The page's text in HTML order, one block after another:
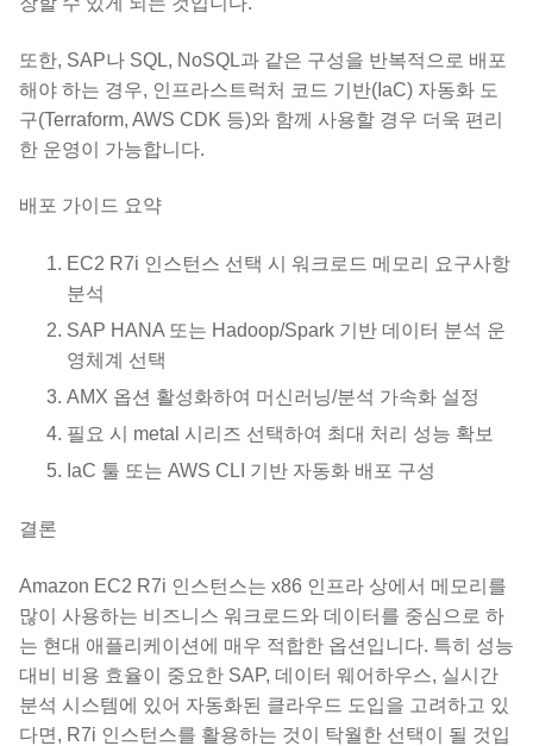
또한, SAP나 SQL, NoSQL과 같은 구성을 반복적으로 배포
해야 하는 경우, 인프라스트럭처 코드 기반(IaC) 자동화 도
구(Terraform, AWS CDK 등)와 함께 사용할 경우 더욱 편리
한 운영이 가능합니다.
배포 가이드 요약
EC2 R7i 인스턴스 선택 시 워크로드 메모리 요구사항
분석
SAP HANA 또는 Hadoop/Spark 기반 데이터 분석 운
영체계 선택
AMX 옵션 활성화하여 머신러닝/분석 가속화 설정
필요 시 metal 시리즈 선택하여 최대 처리 성능 확보
IaC 툴 또는 AWS CLI 기반 자동화 배포 구성
결론
Amazon EC2 R7i 인스턴스는 x86 인프라 상에서 메모리를
많이 사용하는 비즈니스 워크로드와 데이터를 중심으로 하
는 현대 애플리케이션에 매우 적합한 옵션입니다. 특히 성능
대비 비용 효율이 중요한 SAP, 데이터 웨어하우스, 실시간
분석 시스템에 있어 자동화된 클라우드 도입을 고려하고 있
다면, R7i 인스턴스를 활용하는 것이 탁월한 선택이 될 것입